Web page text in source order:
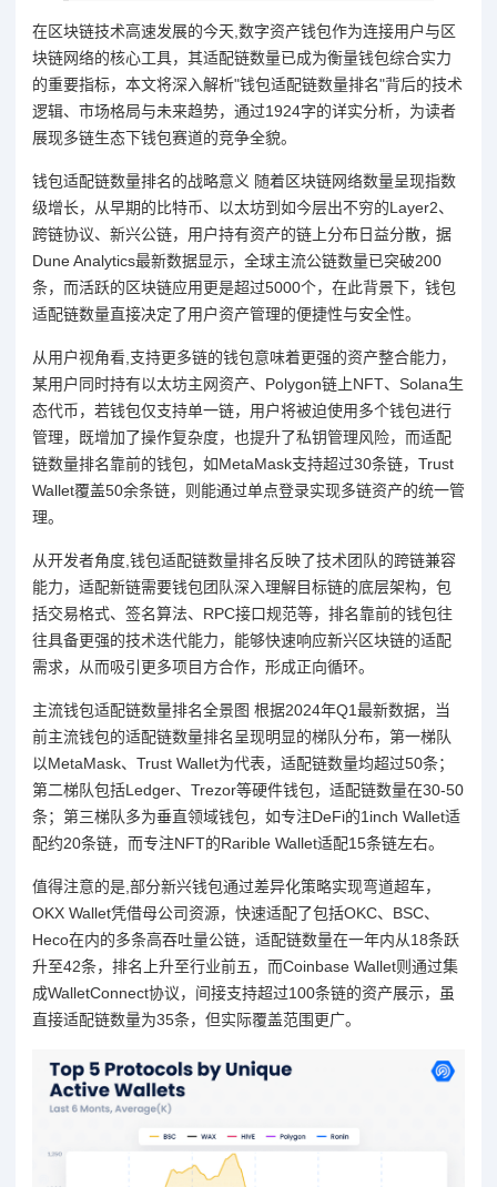
在区块链技术高速发展的今天,数字资产钱包作为连接用户与区
块链网络的核心工具，其适配链数量已成为衡量钱包综合实力
的重要指标，本文将深入解析"钱包适配链数量排名"背后的技术
逻辑、市场格局与未来趋势，通过1924字的详实分析，为读者
展现多链生态下钱包赛道的竞争全貌。
钱包适配链数量排名的战略意义 随着区块链网络数量呈现指数
级增长，从早期的比特币、以太坊到如今层出不穷的Layer2、
跨链协议、新兴公链，用户持有资产的链上分布日益分散，据
Dune Analytics最新数据显示，全球主流公链数量已突破200
条，而活跃的区块链应用更是超过5000个，在此背景下，钱包
适配链数量直接决定了用户资产管理的便捷性与安全性。
从用户视角看,支持更多链的钱包意味着更强的资产整合能力，
某用户同时持有以太坊主网资产、Polygon链上NFT、Solana生
态代币，若钱包仅支持单一链，用户将被迫使用多个钱包进行
管理，既增加了操作复杂度，也提升了私钥管理风险，而适配
链数量排名靠前的钱包，如MetaMask支持超过30条链，Trust
Wallet覆盖50余条链，则能通过单点登录实现多链资产的统一管
理。
从开发者角度,钱包适配链数量排名反映了技术团队的跨链兼容
能力，适配新链需要钱包团队深入理解目标链的底层架构，包
括交易格式、签名算法、RPC接口规范等，排名靠前的钱包往
往具备更强的技术迭代能力，能够快速响应新兴区块链的适配
需求，从而吸引更多项目方合作，形成正向循环。
主流钱包适配链数量排名全景图 根据2024年Q1最新数据，当
前主流钱包的适配链数量排名呈现明显的梯队分布，第一梯队
以MetaMask、Trust Wallet为代表，适配链数量均超过50条；
第二梯队包括Ledger、Trezor等硬件钱包，适配链数量在30-50
条；第三梯队多为垂直领域钱包，如专注DeFi的1inch Wallet适
配约20条链，而专注NFT的Rarible Wallet适配15条链左右。
值得注意的是,部分新兴钱包通过差异化策略实现弯道超车，
OKX Wallet凭借母公司资源，快速适配了包括OKC、BSC、
Heco在内的多条高吞吐量公链，适配链数量在一年内从18条跃
升至42条，排名上升至行业前五，而Coinbase Wallet则通过集
成WalletConnect协议，间接支持超过100条链的资产展示，虽
直接适配链数量为35条，但实际覆盖范围更广。